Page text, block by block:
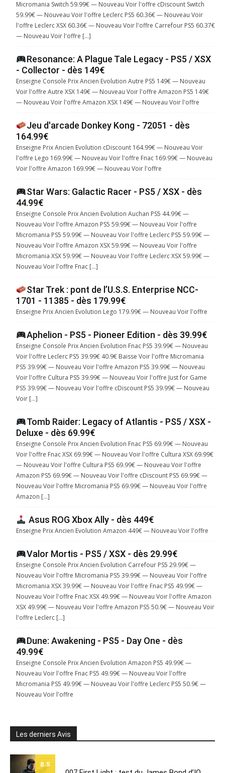
Micromania Switch 59.99€ — Nouveau Voir l'offre cDiscount Switch
59.99€ — Nouveau Voir l'offre Leclerc PS5 60.36€ — Nouveau Voir
l'offre Leclerc XSX 60.36€ — Nouveau Voir l'offre Carrefour PS5 60.37€
— Nouveau Voir l'offre […]
Resonance: A Plague Tale Legacy - PS5 / XSX
- Collector - dès 149€
Enseigne Console Prix Ancien Evolution Autre PS5 149€ — Nouveau
Voir l'offre Autre XSX 149€ — Nouveau Voir l'offre Amazon PS5 149€
— Nouveau Voir l'offre Amazon XSX 149€ — Nouveau Voir l'offre
Jeu d'arcade Donkey Kong - 72051 - dès
164.99€
Enseigne Prix Ancien Evolution cDiscount 164.99€ — Nouveau Voir
l'offre Lego 169.99€ — Nouveau Voir l'offre Fnac 169.99€ — Nouveau
Voir l'offre Amazon 169.99€ — Nouveau Voir l'offre
Star Wars: Galactic Racer - PS5 / XSX - dès
44.99€
Enseigne Console Prix Ancien Evolution Auchan PS5 44.99€ —
Nouveau Voir l'offre Amazon PS5 59.99€ — Nouveau Voir l'offre
Micromania PS5 59.99€ — Nouveau Voir l'offre Leclerc PS5 59.99€ —
Nouveau Voir l'offre Amazon XSX 59.99€ — Nouveau Voir l'offre
Micromania XSX 59.99€ — Nouveau Voir l'offre Leclerc XSX 59.99€ —
Nouveau Voir l'offre Fnac […]
Star Trek : pont de l’U.S.S. Enterprise NCC-
1701 - 11385 - dès 179.99€
Enseigne Prix Ancien Evolution Lego 179.99€ — Nouveau Voir l'offre
Aphelion - PS5 - Pioneer Edition - dès 39.99€
Enseigne Console Prix Ancien Evolution Fnac PS5 39.99€ — Nouveau
Voir l'offre Leclerc PS5 39.99€ 40.9€ Baisse Voir l'offre Micromania
PS5 39.99€ — Nouveau Voir l'offre Amazon PS5 39.99€ — Nouveau
Voir l'offre Cultura PS5 39.99€ — Nouveau Voir l'offre Just for Game
PS5 39.99€ — Nouveau Voir l'offre cDiscount PS5 39.99€ — Nouveau
Voir […]
Tomb Raider: Legacy of Atlantis - PS5 / XSX -
Deluxe - dès 69.99€
Enseigne Console Prix Ancien Evolution Fnac PS5 69.99€ — Nouveau
Voir l'offre Fnac XSX 69.99€ — Nouveau Voir l'offre Cultura XSX 69.99€
— Nouveau Voir l'offre Cultura PS5 69.99€ — Nouveau Voir l'offre
Amazon PS5 69.99€ — Nouveau Voir l'offre cDiscount PS5 69.99€ —
Nouveau Voir l'offre Micromania PS5 69.99€ — Nouveau Voir l'offre
Amazon […]
Asus ROG Xbox Ally - dès 449€
Enseigne Prix Ancien Evolution Amazon 449€ — Nouveau Voir l'offre
Valor Mortis - PS5 / XSX - dès 29.99€
Enseigne Console Prix Ancien Evolution Carrefour PS5 29.99€ —
Nouveau Voir l'offre Micromania PS5 39.99€ — Nouveau Voir l'offre
Micromania XSX 39.99€ — Nouveau Voir l'offre Fnac PS5 49.99€ —
Nouveau Voir l'offre Fnac XSX 49.99€ — Nouveau Voir l'offre Amazon
XSX 49.99€ — Nouveau Voir l'offre Amazon PS5 50.9€ — Nouveau Voir
l'offre Leclerc […]
Dune: Awakening - PS5 - Day One - dès
49.99€
Enseigne Console Prix Ancien Evolution Amazon PS5 49.99€ —
Nouveau Voir l'offre Fnac PS5 49.99€ — Nouveau Voir l'offre
Micromania PS5 49.99€ — Nouveau Voir l'offre Leclerc PS5 50.9€ —
Nouveau Voir l'offre
Les derniers Avis
8.5